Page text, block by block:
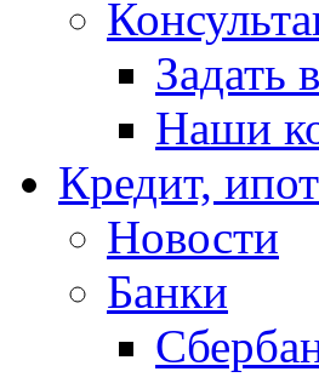
Задать
Наши
Кредит,
Новости
Банки